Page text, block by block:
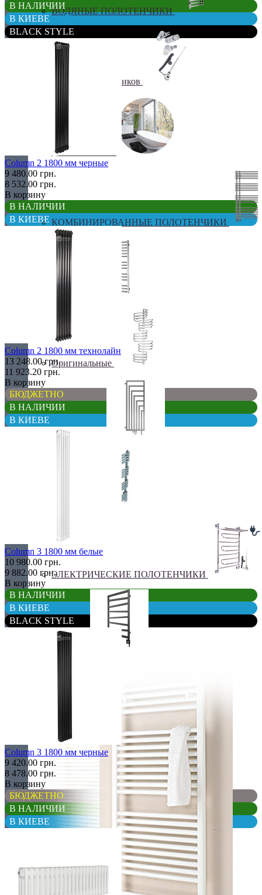
ВОДЯНЫЕ ПОЛОТЕНЧИКИ
Все для полотенчиков
ДЛЯ ВАННОЙ
КОМБИНИРОВАННЫЕ ПОЛОТЕНЧИКИ
Оригинальные
Перегородки
ЭЛЕКТРИЧЕСКИЕ ПОЛОТЕНЧИКИ
В НАЛИЧИИ
В КИЕВЕ
BLACK STYLE
Column 2 1800 мм черные
9 480.00 грн.
8 532.00 грн.
В корзину
В НАЛИЧИИ
В КИЕВЕ
Column 2 1800 мм технолайн
13 248.00 грн.
11 923.20 грн.
В корзину
БЮДЖЕТНО
В НАЛИЧИИ
В КИЕВЕ
Column 3 1800 мм белые
10 980.00 грн.
9 882.00 грн.
В корзину
В НАЛИЧИИ
В КИЕВЕ
BLACK STYLE
Column 3 1800 мм черные
9 420.00 грн.
8 478.00 грн.
В корзину
БЮДЖЕТНО
В НАЛИЧИИ
В КИЕВЕ